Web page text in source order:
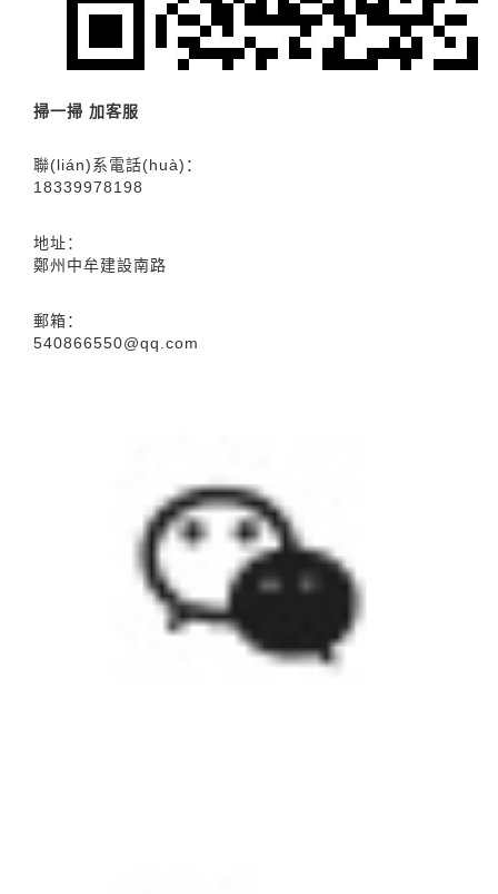
掃一掃 加客服
聯(lián)系電話(huà)：
18339978198
地址：
鄭州中牟建設南路
郵箱：
540866550@qq.com